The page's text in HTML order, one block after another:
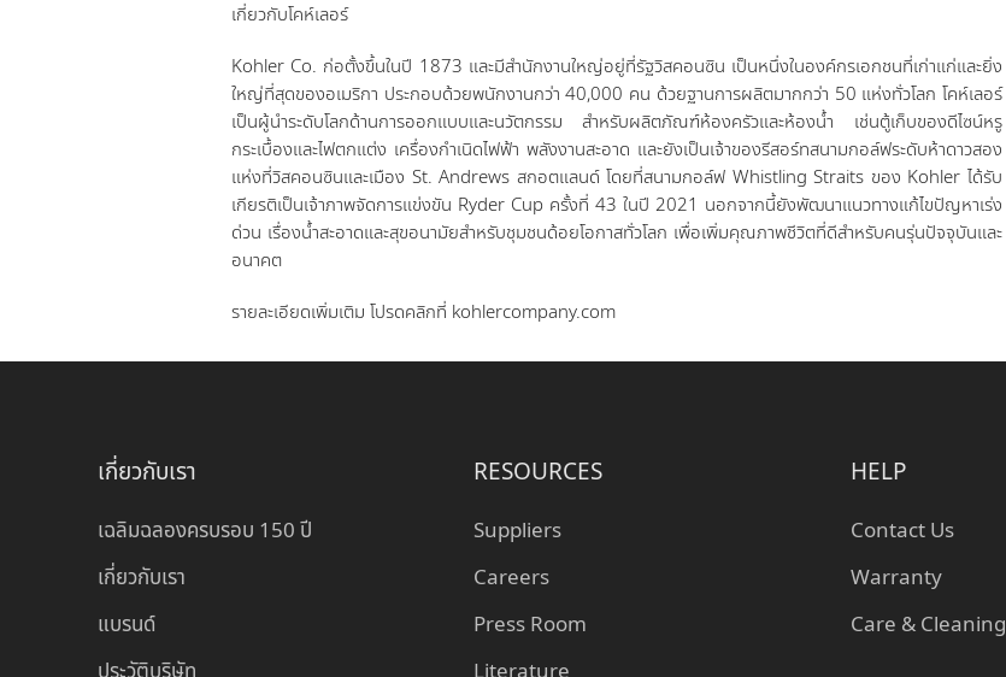
เกี่ยวกับโคห์เลอร์
Kohler Co. ก่อตั้งขึ้นในปี 1873 และมีสำนักงานใหญ่อยู่ที่รัฐวิสคอนซิน เป็นหนึ่งในองค์กรเอกชนที่เก่าแก่และยิ่ง
ใหญ่ที่สุดของอเมริกา ประกอบด้วยพนักงานกว่า 40,000 คน ด้วยฐานการผลิตมากกว่า 50 แห่งทั่วโลก โคห์เลอร์
เป็นผู้นำระดับโลกด้านการออกแบบและนวัตกรรม สำหรับผลิตภัณฑ์ห้องครัวและห้องน้ำ เช่นตู้เก็บของดีไซน์หรู
กระเบื้องและไฟตกแต่ง เครื่องกำเนิดไฟฟ้า พลังงานสะอาด และยังเป็นเจ้าของรีสอร์ทสนามกอล์ฟระดับห้าดาวสอง
แห่งที่วิสคอนซินและเมือง St. Andrews สกอตแลนด์ โดยที่สนามกอล์ฟ Whistling Straits ของ Kohler ได้รับ
เกียรติเป็นเจ้าภาพจัดการแข่งขัน Ryder Cup ครั้งที่ 43 ในปี 2021 นอกจากนี้ยังพัฒนาแนวทางแก้ไขปัญหาเร่ง
ด่วน เรื่องน้ำสะอาดและสุขอนามัยสำหรับชุมชนด้อยโอกาสทั่วโลก เพื่อเพิ่มคุณภาพชีวิตที่ดีสำหรับคนรุ่นปัจจุบันและ
อนาคต
รายละเอียดเพิ่มเติม โปรดคลิกที่ kohlercompany.com
เกี่ยวกับเรา
เฉลิมฉลองครบรอบ 150 ปี
เกี่ยวกับเรา
แบรนด์
ประวัติบริษัท
RESOURCES
Suppliers
Careers
Press Room
Literature
HELP
Contact Us
Warranty
Care & Cleaning